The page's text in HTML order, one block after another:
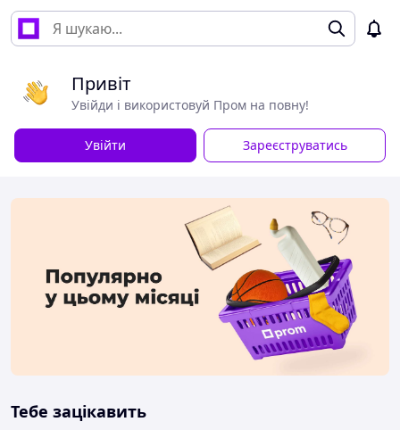
Привіт
Увійди і використовуй Пром на повну!
Увійти Зареєструватись
Тебе зацікавить